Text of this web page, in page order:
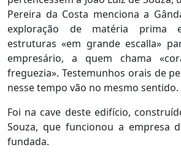
Pereira da Costa menciona a
exploração de matéria prima
estruturas «em grande escalla»
empresário, a quem chama
freguezia». Testemunhos orais de
nesse tempo vão no mesmo sentido.
Foi na cave deste edifício,
Souza, que funcionou a empresa
fundada.